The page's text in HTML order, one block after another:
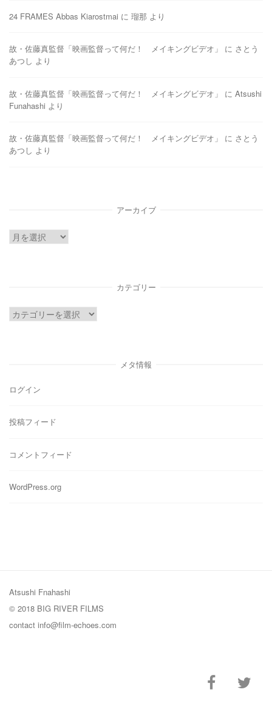
24 FRAMES Abbas Kiarostmai に 瑠那 より
故・佐藤真監督「映画監督って何だ！ メイキングビデオ」 に さとう
あつし より
故・佐藤真監督「映画監督って何だ！ メイキングビデオ」 に Atsushi
Funahashi より
故・佐藤真監督「映画監督って何だ！ メイキングビデオ」 に さとう
あつし より
アーカイブ
ア
カテゴリー
カ
メタ情報
ログイン
投稿フィード
コメントフィード
WordPress.org
Atsushi Fnahashi
© 2018 BIG RIVER FILMS
contact info@film-echoes.com